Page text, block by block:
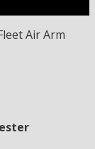
Air Arm